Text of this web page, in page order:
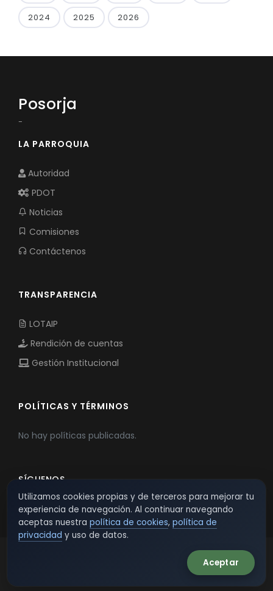
2024 2025 2026
Posorja
-
LA PARROQUIA
Autoridad
PDOT
Noticias
Comisiones
Contáctenos
TRANSPARENCIA
LOTAIP
Rendición de cuentas
Gestión Institucional
POLÍTICAS Y TÉRMINOS
No hay políticas publicadas.
SÍGUENOS
© 2026 TSW - TecnoServiWeb. All Rights Reserved.
Utilizamos cookies propias y de terceros para mejorar tu
experiencia de navegación. Al continuar navegando
aceptas nuestra política de cookies, política de
privacidad y uso de datos.
Aceptar